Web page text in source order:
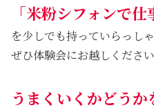
「米粉シフォンで仕
を少しでも持っていらっしゃ
ぜひ体験会にお越しくださ
うまくいくかどう